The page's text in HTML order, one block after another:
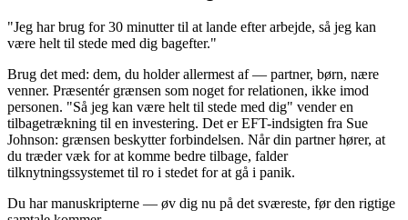
"Jeg har brug for 30 minutter til at lande efter arbejde, så jeg kan
være helt til stede med dig bagefter."
Brug det med: dem, du holder allermest af — partner, børn, nære
venner. Præsentér grænsen som noget for relationen, ikke imod
personen. "Så jeg kan være helt til stede med dig" vender en
tilbagetrækning til en investering. Det er EFT-indsigten fra Sue
Johnson: grænsen beskytter forbindelsen. Når din partner hører, at
du træder væk for at komme bedre tilbage, falder
tilknytningssystemet til ro i stedet for at gå i panik.
Du har manuskripterne — øv dig nu på det sværeste, før den rigtige